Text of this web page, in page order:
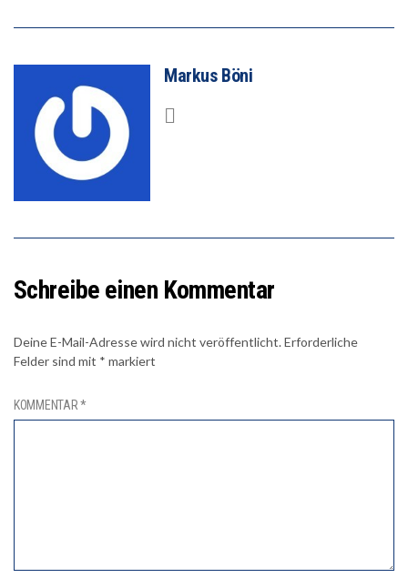
Markus Böni
Schreibe einen Kommentar
Deine E-Mail-Adresse wird nicht veröffentlicht.Erforderliche
Felder sind mit * markiert
KOMMENTAR*